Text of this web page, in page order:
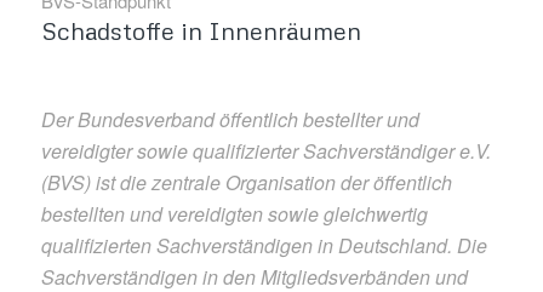
Schadstoffe in Innenräumen
Der Bundesverband öffentlich bestellter und
vereidigter sowie qualifizierter Sachverständiger e.V.
(BVS) ist die zentrale Organisation der öffentlich
bestellten und vereidigten sowie gleichwertig
qualifizierten Sachverständigen in Deutschland. Die
Sachverständigen in den Mitgliedsverbänden und